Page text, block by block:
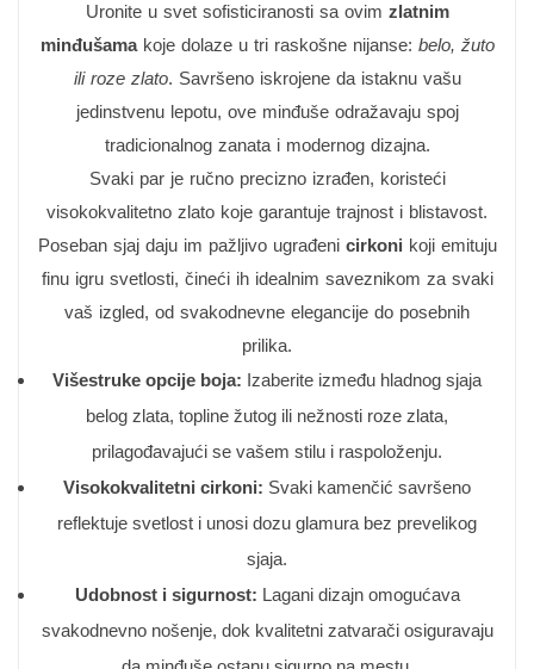
Uronite u svet sofisticiranosti sa ovim zlatnim
minđušamakoje dolaze u tri raskošne nijanse: belo, žuto
ili roze zlato. Savršeno iskrojene da istaknu vašu
jedinstvenu lepotu, ove minđuše odražavaju spoj
tradicionalnog zanata i modernog dizajna.
Svaki par je ručno precizno izrađen, koristeći
visokokvalitetno zlato koje garantuje trajnost i blistavost.
Poseban sjaj daju im pažljivo ugrađeni cirkoni koji emituju
finu igru svetlosti, čineći ih idealnim saveznikom za svaki
vaš izgled, od svakodnevne elegancije do posebnih
prilika.
Višestruke opcije boja: Izaberite između hladnog sjaja
belog zlata, topline žutog ili nežnosti roze zlata,
prilagođavajući se vašem stilu i raspoloženju.
Visokokvalitetni cirkoni: Svaki kamenčić savršeno
reflektuje svetlost i unosi dozu glamura bez prevelikog
sjaja.
Udobnost i sigurnost: Lagani dizajn omogućava
svakodnevno nošenje, dok kvalitetni zatvarači osiguravaju